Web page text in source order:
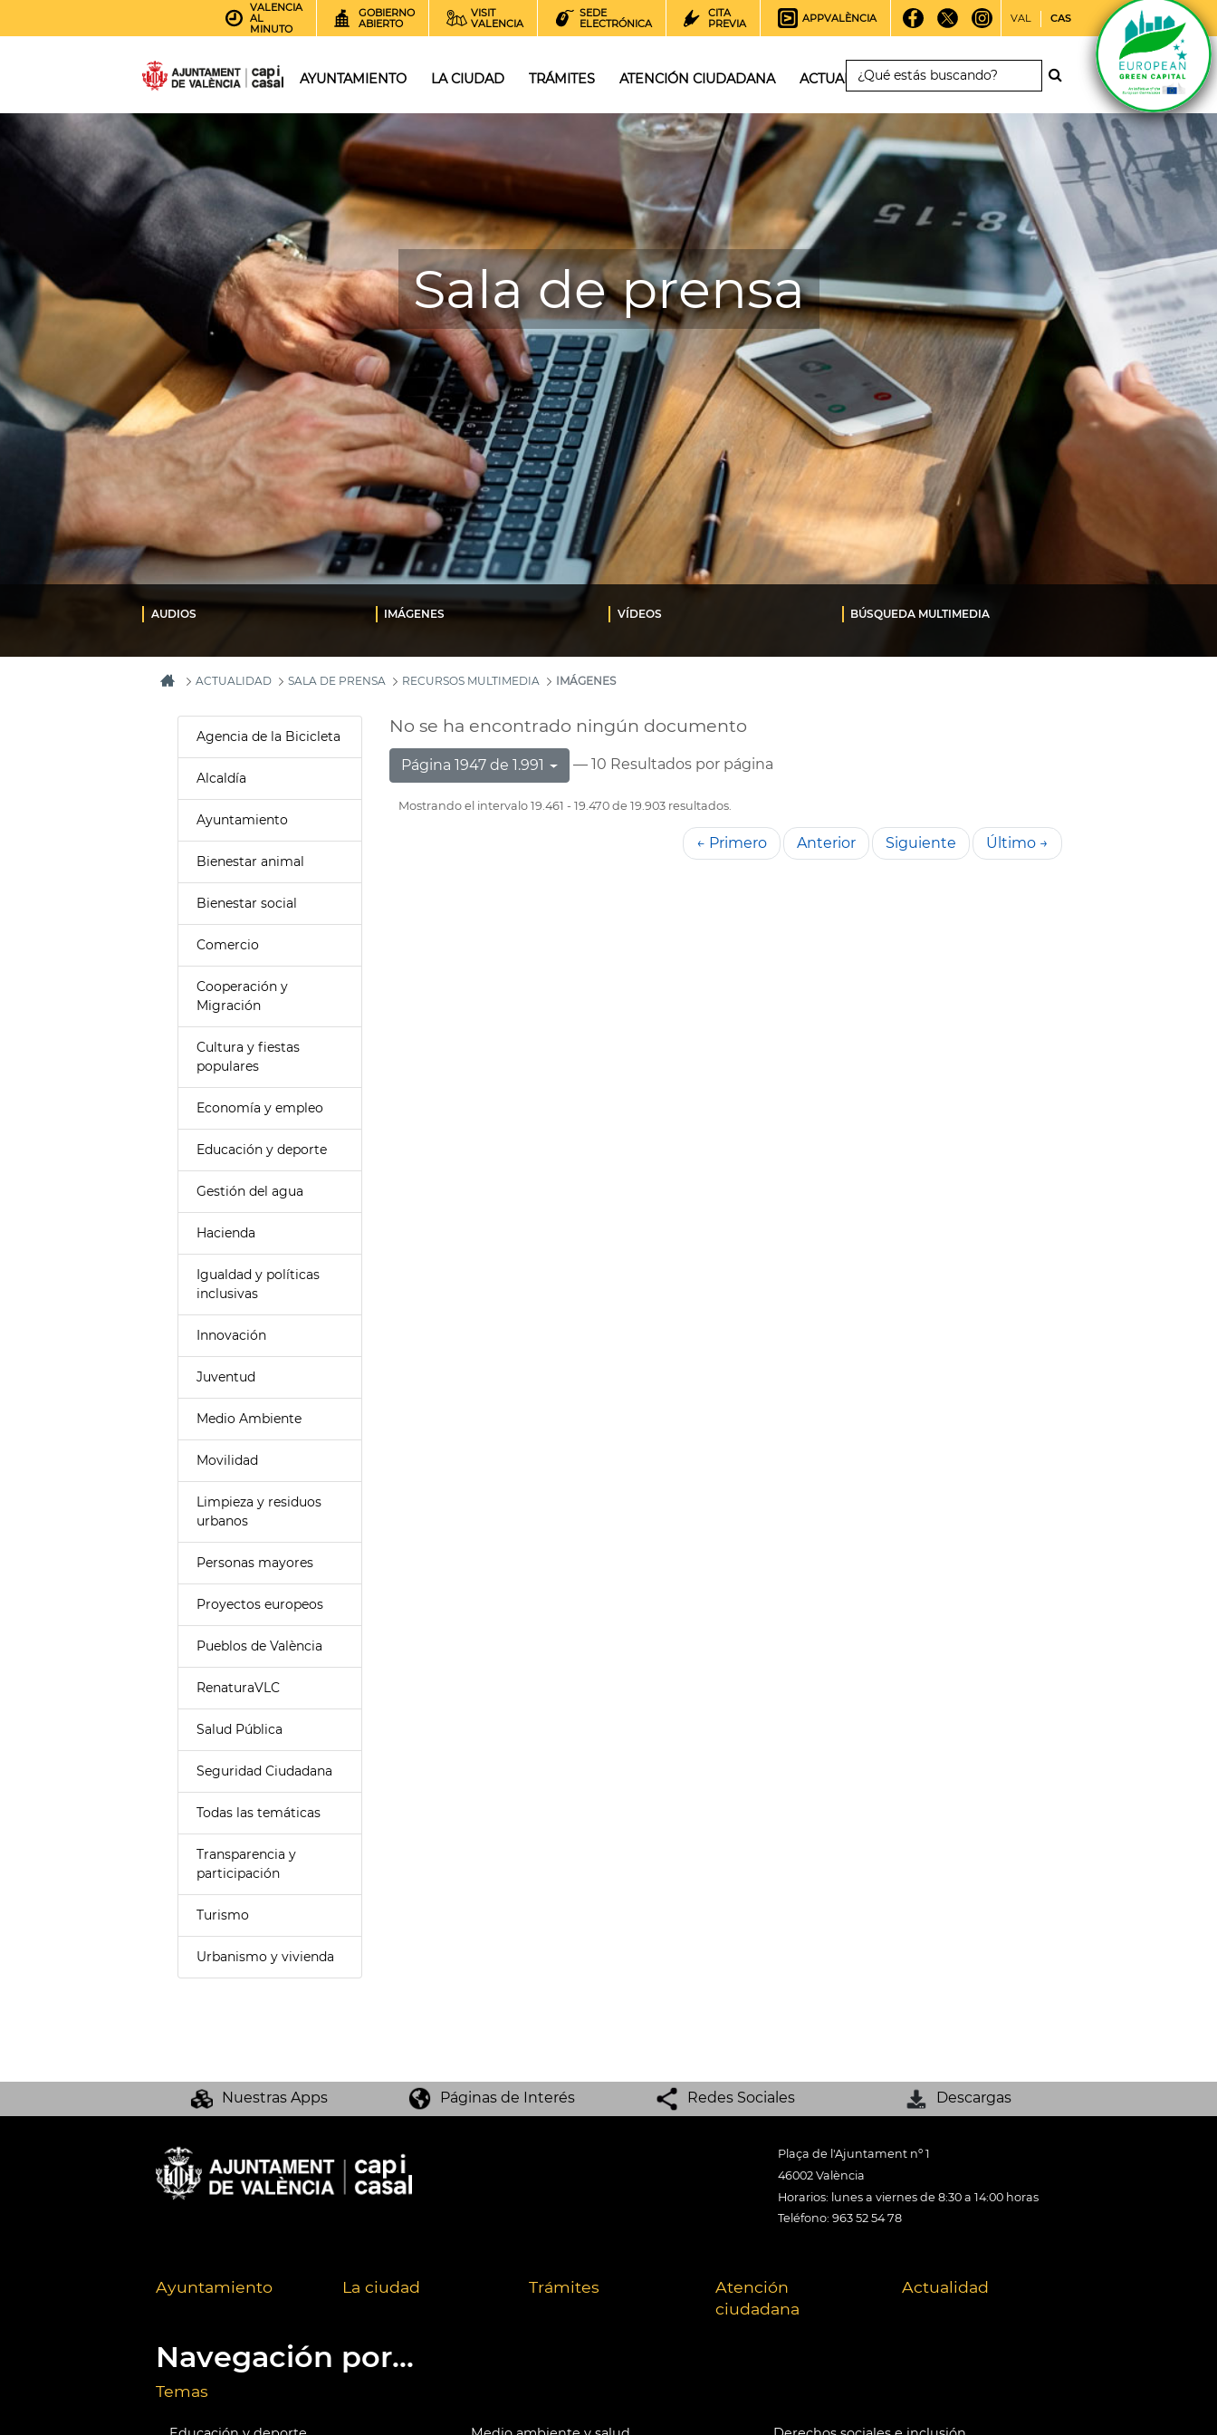
VALENCIA
AL
MINUTO
GOBIERNO
ABIERTO
VISIT
VALENCIA
SEDE
ELECTRÓNICA
CITA
PREVIA
APPVALÈNCIA VAL CAS
AYUNTAMIENTO LA CIUDAD TRÁMITES ATENCIÓN CIUDADANA ACTUALIDAD
Sala de prensa
AUDIOS IMÁGENES VÍDEOS BÚSQUEDA MULTIMEDIA
ACTUALIDAD SALA DE PRENSA RECURSOS MULTIMEDIA IMÁGENES
Agencia de la Bicicleta
Alcaldía
Ayuntamiento
Bienestar animal
Bienestar social
Comercio
Cooperación y
Migración
Cultura y fiestas
populares
Economía y empleo
Educación y deporte
Gestión del agua
Hacienda
Igualdad y políticas
inclusivas
Innovación
Juventud
Medio Ambiente
Movilidad
Limpieza y residuos
urbanos
Personas mayores
Proyectos europeos
Pueblos de València
RenaturaVLC
Salud Pública
Seguridad Ciudadana
Todas las temáticas
Transparencia y
participación
Turismo
Urbanismo y vivienda
No se ha encontrado ningún documento
Página 1947 de 1.991 — 10 Resultados por página
Mostrando el intervalo 19.461 - 19.470 de 19.903 resultados.
← Primero Anterior Siguiente Último →
Nuestras Apps Páginas de Interés Redes Sociales Descargas
Plaça de l'Ajuntament nº 1
46002 València
Horarios: lunes a viernes de 8:30 a 14:00 horas
Teléfono: 963 52 54 78
Ayuntamiento La ciudad Trámites
Atención
ciudadana
Actualidad
Navegación por...
Temas